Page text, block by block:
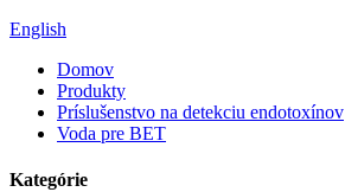
English
Domov
Produkty
Príslušenstvo na detekciu endotoxínov
Voda pre BET
Kategórie